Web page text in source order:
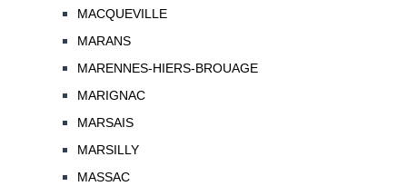
MACQUEVILLE
MARANS
MARENNES-HIERS-BROUAGE
MARIGNAC
MARSAIS
MARSILLY
MASSAC